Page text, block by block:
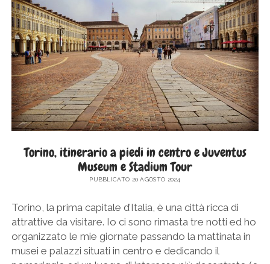
TOSCANA
UMBRIA
VENETO
GERMANIA
GRECIA
PAESI BASSI
REPUBBLICA DI SAN MARINO
SLOVACCHIA
SPAGNA
UNGHERIA
twitterfacebook pinterestyoutube
email
Torino, itinerario a piedi in centro e Juventus
Museum e Stadium Tour
PUBBLICATO 20 AGOSTO 2024
Torino, la prima capitale d’Italia, è una città ricca di
attrattive da visitare. Io ci sono rimasta tre notti ed ho
organizzato le mie giornate passando la mattinata in
musei e palazzi situati in centro e dedicando il